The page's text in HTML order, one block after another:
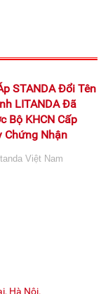
STANDA Đổi Tên
LITANDA Đã
Bộ KHCN Cấp
Chứng Nhận
Việt Nam
Hà Nội.